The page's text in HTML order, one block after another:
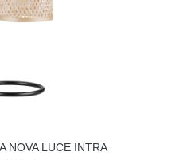
NOVA LUCE INTRA